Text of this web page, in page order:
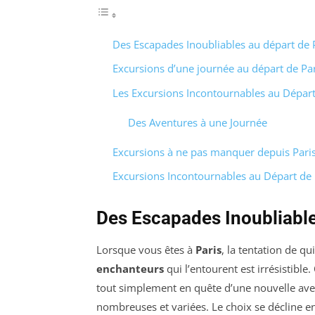
Des Escapades Inoubliables au départ de
Excursions d’une journée au départ de
Les Excursions Incontournables au
Des Aventures à une Journée
Excursions à ne pas manquer depuis
Excursions Incontournables au Départ de
Des Escapades
Lorsque vous êtes à Paris, la tentation de
enchanteurs qui l’entourent est
tout simplement en quête d’une nouvelle
nombreuses et variées. Le choix se décline